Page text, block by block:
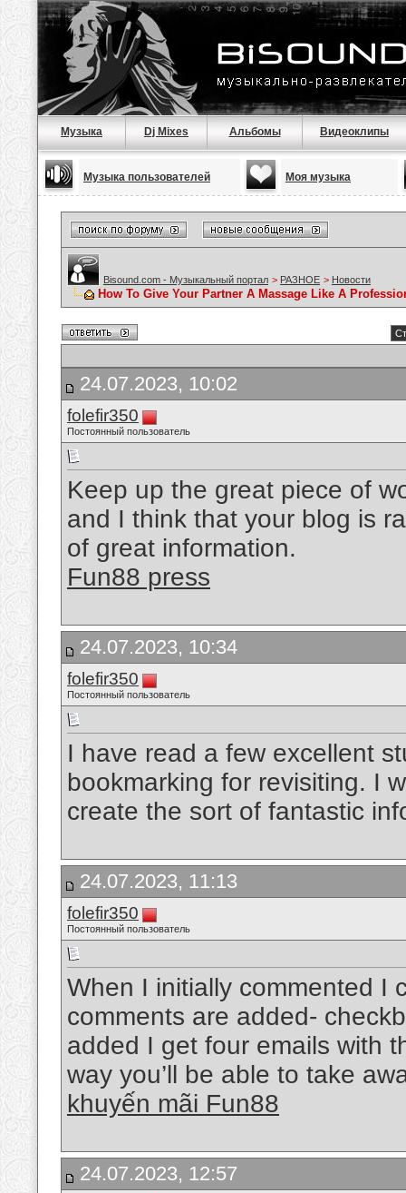
Музыка Dj Mixes Альбомы Видеоклипы
Музыка пользователей Моя музыка
Bisound.com - Музыкальный портал > РАЗНОЕ > Новости
How To Give Your Partner A Massage Like A
24.07.2023, 10:02
folefir350
Постоянный пользователь
Keep up the great piece of
and I think that your blog is
of great information.
Fun88 press
24.07.2023, 10:34
folefir350
Постоянный пользователь
I have read a few excellent
bookmarking for revisiting. I
create the sort of fantastic
24.07.2023, 11:13
folefir350
Постоянный пользователь
When I initially commented I
comments are added-
added I get four emails with
way you’ll be able to take
khuyến mãi Fun88
24.07.2023, 12:57